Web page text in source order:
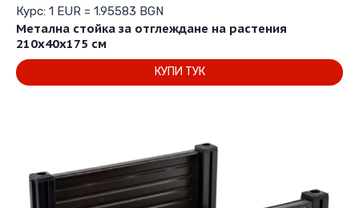
Метална стойка за отглеждане на растения
210х40х175 см
price
was:
115.00 лв..
е:
Курс: 1 EUR = 1.95583 BGN
КУПИ ТУК